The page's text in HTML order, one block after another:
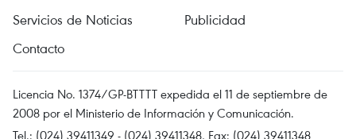
Servicios de Noticias
Publicidad
Contacto
Licencia No. 1374/GP-BTTTT expedida el 11 de septiembre de
2008 por el Ministerio de Información y Comunicación.
Tel.: (024) 39411349 - (024) 39411348, Fax: (024) 39411348